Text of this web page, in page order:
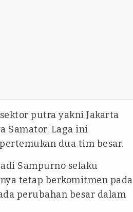
putra yakni Jakarta
Samator. Laga ini
dua tim besar.
Sampurno selaku
tetap berkomitmen pada
perubahan besar dalam